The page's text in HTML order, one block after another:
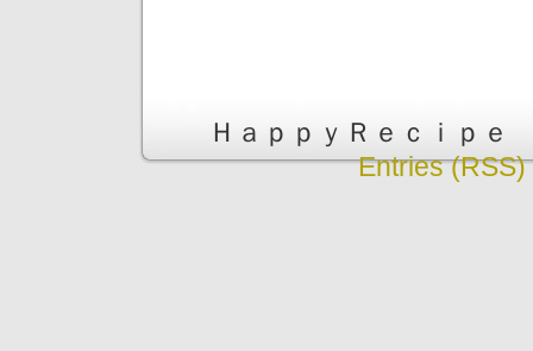
ＨａｐｐｙＲｅｃｉｐ
Entries (RSS)